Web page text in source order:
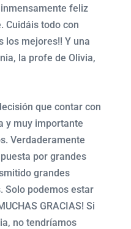
feliz
Cuidáis todo con
los mejores!! Y una
la profe de Olivia,
que contar con
y muy importante
Verdaderamente
por grandes
grandes
Solo podemos estar
GRACIAS! Si
no tendríamos